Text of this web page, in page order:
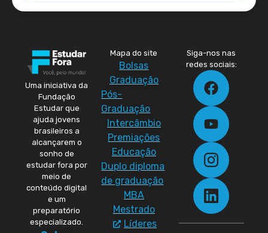
Uma iniciativa da
Fundação
Estudar que
ajuda jovens
brasileiros a
alcançarem o
sonho de
estudar fora por
meio de
conteúdo digital
e um
preparatório
especializado.
Mapa do site
Bolsas
Graduação
Pós-
Graduação
Intercâmbio
Premiações
Educação
Duplo diploma
de graduação
MBA
Mestrado
Líderes
Siga-nos nas
redes sociais: